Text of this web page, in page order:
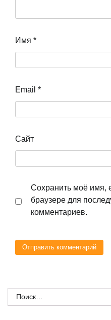
Имя *
Email *
Сайт
Сохранить моё имя,
браузере для
комментариев.
Найти: